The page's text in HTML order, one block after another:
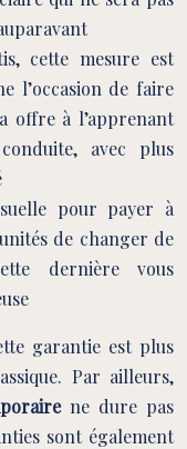
cette mesure est
l’occasion de faire
offre à l’apprenant
avec plus
pour payer à
de changer de
dernière vous
garantie est plus
Par ailleurs,
ne dure pas
sont également